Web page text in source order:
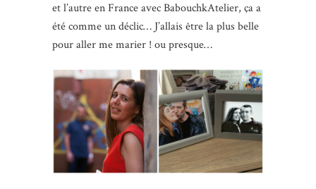
et l’autre en France avec BabouchkAtelier, ça a
été comme un déclic… J’allais être la plus belle
pour aller me marier ! ou presque…